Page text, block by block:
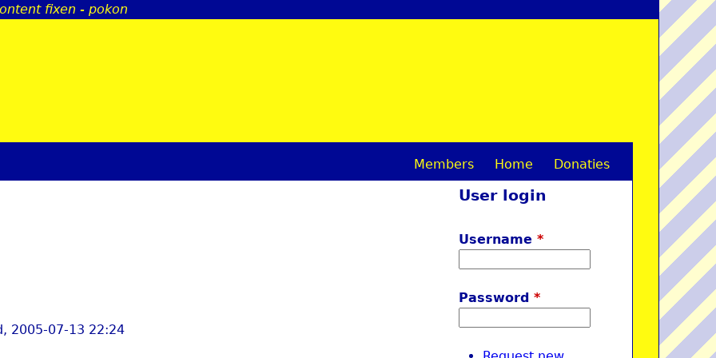
Jump to navigation
fixen - pokon
2005-07-13 22:24
M
Members Home Donaties
User login
Username*
Password*